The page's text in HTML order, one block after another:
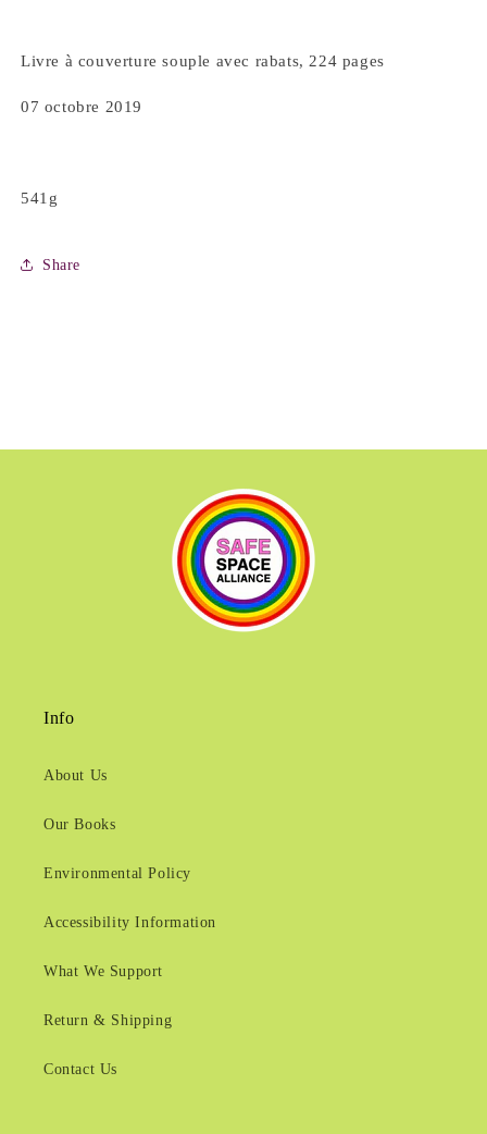
Livre à couverture souple avec rabats, 224 pages
07 octobre 2019
541g
Share
Info
About Us
Our Books
Environmental Policy
Accessibility Information
What We Support
Return & Shipping
Contact Us